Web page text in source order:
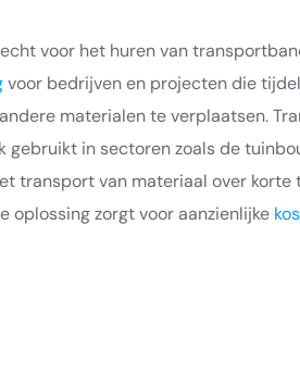
voor het huren van
voor bedrijven en projecten die
materialen te verplaatsen.
in sectoren zoals de
transport van materiaal over
oplossing zorgt voor aanzienlijke